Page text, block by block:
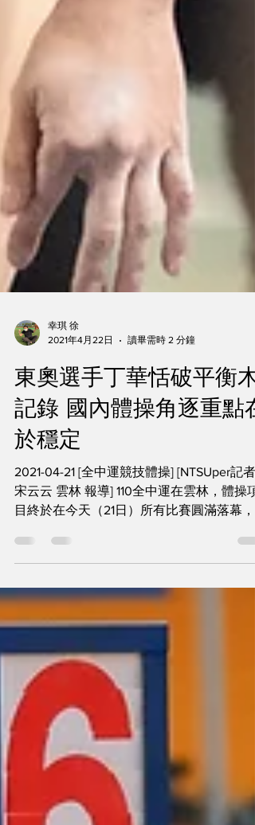
2021年4月22日
讀畢需時 2 分鐘
東奧選手丁華恬破平衡木
記錄 國內體操角逐重點在
於穩定
2021-04-21 [全中運競技體操] [NTSUper記者
宋云云 雲林 報導] 110全中運在雲林，體操項
目終於在今天（21日）所有比賽圓滿落幕，
項目，奪下破大會紀錄（2012年陳煜君1...